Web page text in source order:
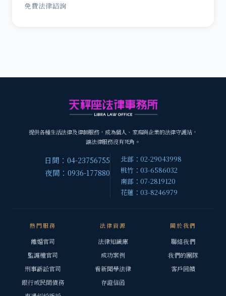
免費法律諮詢
提供各種生活法律及律師服務，成為個人、家庭與企業的法律守護站，
讓法律服務沒有死角。
日間：04-23756755
夜間：0936-177880
北部：02-29043998
桃竹：03-6586032
南部：07-2819120
花蓮：03-8246979
熱門服務
離婚官司
監護權官司
刑事訴訟官司
銀行或民間債務
法律資源
法律知識庫
成功案例
看新聞學法律
存證信函
關於我們
聯絡我們
我們的團隊
客戶回饋